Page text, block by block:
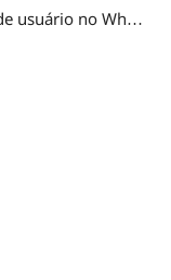
Nome de usuário no WhatsApp: por que você não deve usar o mesmo @ do Instagram